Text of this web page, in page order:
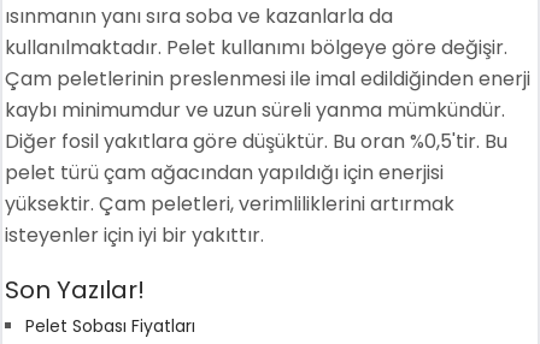
ısınmanın yanı sıra soba ve kazanlarla da
kullanılmaktadır. Pelet kullanımı bölgeye göre değişir.
Çam peletlerinin preslenmesi ile imal edildiğinden enerji
kaybı minimumdur ve uzun süreli yanma mümkündür.
Diğer fosil yakıtlara göre düşüktür. Bu oran %0,5'tir. Bu
pelet türü çam ağacından yapıldığı için enerjisi
yüksektir. Çam peletleri, verimliliklerini artırmak
isteyenler için iyi bir yakıttır.
Son Yazılar!
Pelet Sobası Fiyatları